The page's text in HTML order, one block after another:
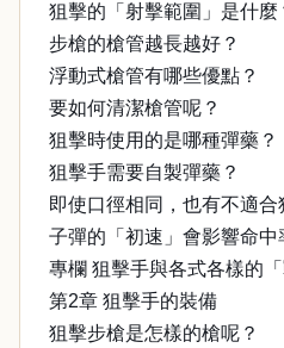
狙擊的「射擊範圍」是什麼
步槍的槍管越長越好？
浮動式槍管有哪些優點？
要如何清潔槍管呢？
狙擊時使用的是哪種彈藥？
狙擊手需要自製彈藥？
即使口徑相同，也有不適合
子彈的「初速」會影響命中
專欄 狙擊手與各式各樣的「
第2章 狙擊手的裝備
狙擊步槍是怎樣的槍呢？